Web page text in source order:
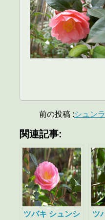
前の投稿 :シュン
関連記事:
ツバキ シュンシ
ツ